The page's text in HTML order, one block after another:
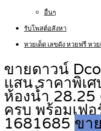
อื่นๆ
รับโพสต์อสังหา
หวยเด็ด เลขดัง หวยฟรี หว
ขายดาวน์
แสน ราคาพิเ
ห้องน้ำ 28.25
ครบ พร้อมเฟ
1681685 ขา